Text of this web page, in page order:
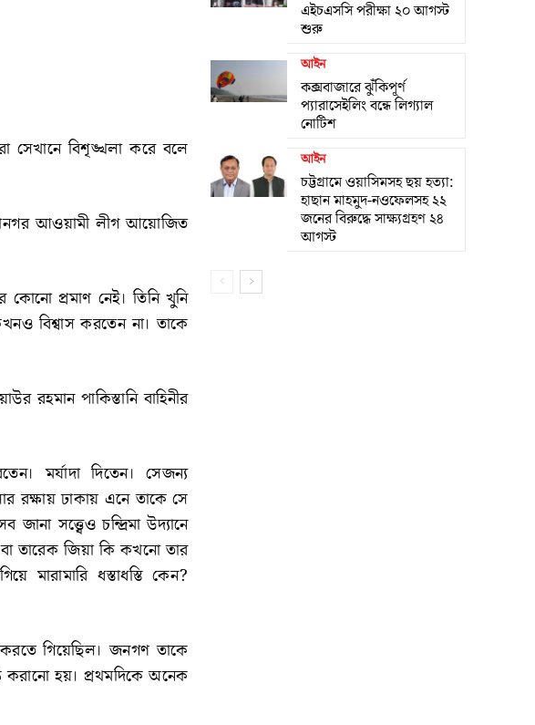
সেখানে বিশৃঙ্খলা করে বলে
আওয়ামী লীগ আয়োজিত
কোনো প্রমাণ নেই। তিনি খুনি
বিশ্বাস করতেন না। তাকে
রহমান পাকিস্তানি বাহিনীর
মর্যাদা দিতেন। সেজন্য
রক্ষায় ঢাকায় এনে তাকে সে
সত্ত্বেও চন্দ্রিমা উদ্যানে
তারেক জিয়া কি কখনো তার
মারামারি ধস্তাধস্তি কেন?
গিয়েছিল। জনগণ তাকে
করানো হয়। প্রথমদিকে অনেক
এইচএসসি পরীক্ষা ২০ আগস্ট
শুরু
আইন
কক্সবাজারে ঝুঁকিপূর্ণ
প্যারাসেইলিং বন্ধে লিগ্যাল
নোটিশ
আইন
চট্টগ্রামে ওয়াসিমসহ ছয় হত্যা:
হাছান মাহমুদ-নওফেলসহ ২২
জনের বিরুদ্ধে সাক্ষ্যগ্রহণ ২৪
আগস্ট